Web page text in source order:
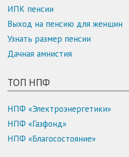
ИПК пенсии
Выход на пенсию для женщин
Узнать размер пенсии
Дачная амнистия
ТОП НПФ
НПФ «Электроэнергетики»
НПФ «Газфонд»
НПФ «Благосостояние»